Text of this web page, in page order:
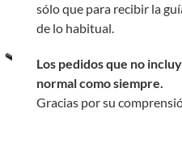
sólo que para recibir la
de lo habitual.
Los pedidos que no
normal como siempre.
Gracias por su